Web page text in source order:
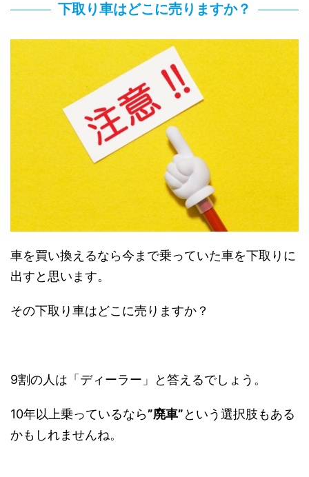
下取り車はどこに売りますか？
車を買い換えるなら今まで乗っていた車を下取りに
出すと思います。
その下取り車はどこに売りますか？
9割の人は「ディーラー」と答えるでしょう。
10年以上乗っているなら”廃車”という選択肢もある
かもしれませんね。